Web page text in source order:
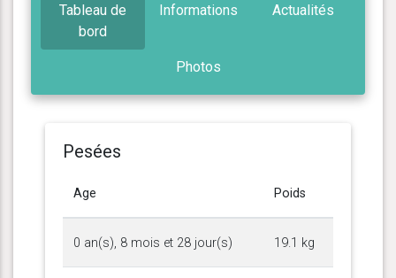
Tableau de
bord
Informations Actualités
Photos
Pesées
Age Poids
0 an(s), 8 mois et 28 jour(s) 19.1 kg